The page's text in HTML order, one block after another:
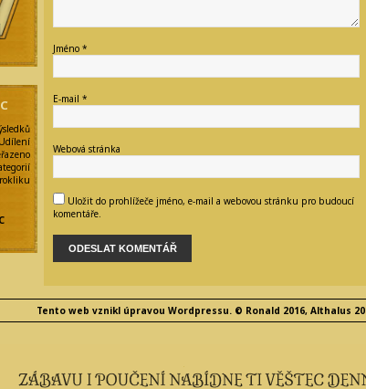
Jméno *
E-mail *
Webová stránka
Uložit do prohlížeče jméno, e-mail a webovou stránku pro budoucí
komentáře.
Tento web vznikl úpravou Wordpressu. © Ronald 2016, Althalus